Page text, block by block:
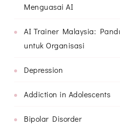
Menguasai AI
AI Trainer Malaysia:
untuk Organisasi
Depression
Addiction in Adolescents
Bipolar Disorder